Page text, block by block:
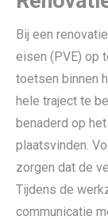
Bij een
eisen (PVE) op
toetsen binnen
hele traject te
benaderd op
plaatsvinden.
zorgen dat de
Tijdens de
communicatie